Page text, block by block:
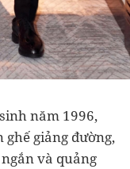
năm 1996,
giảng đường,
và quảng